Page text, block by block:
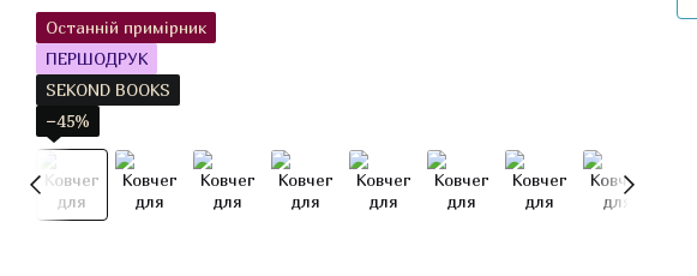
Останній примірник
ПЕРШОДРУК
SEKOND BOOKS
−45%